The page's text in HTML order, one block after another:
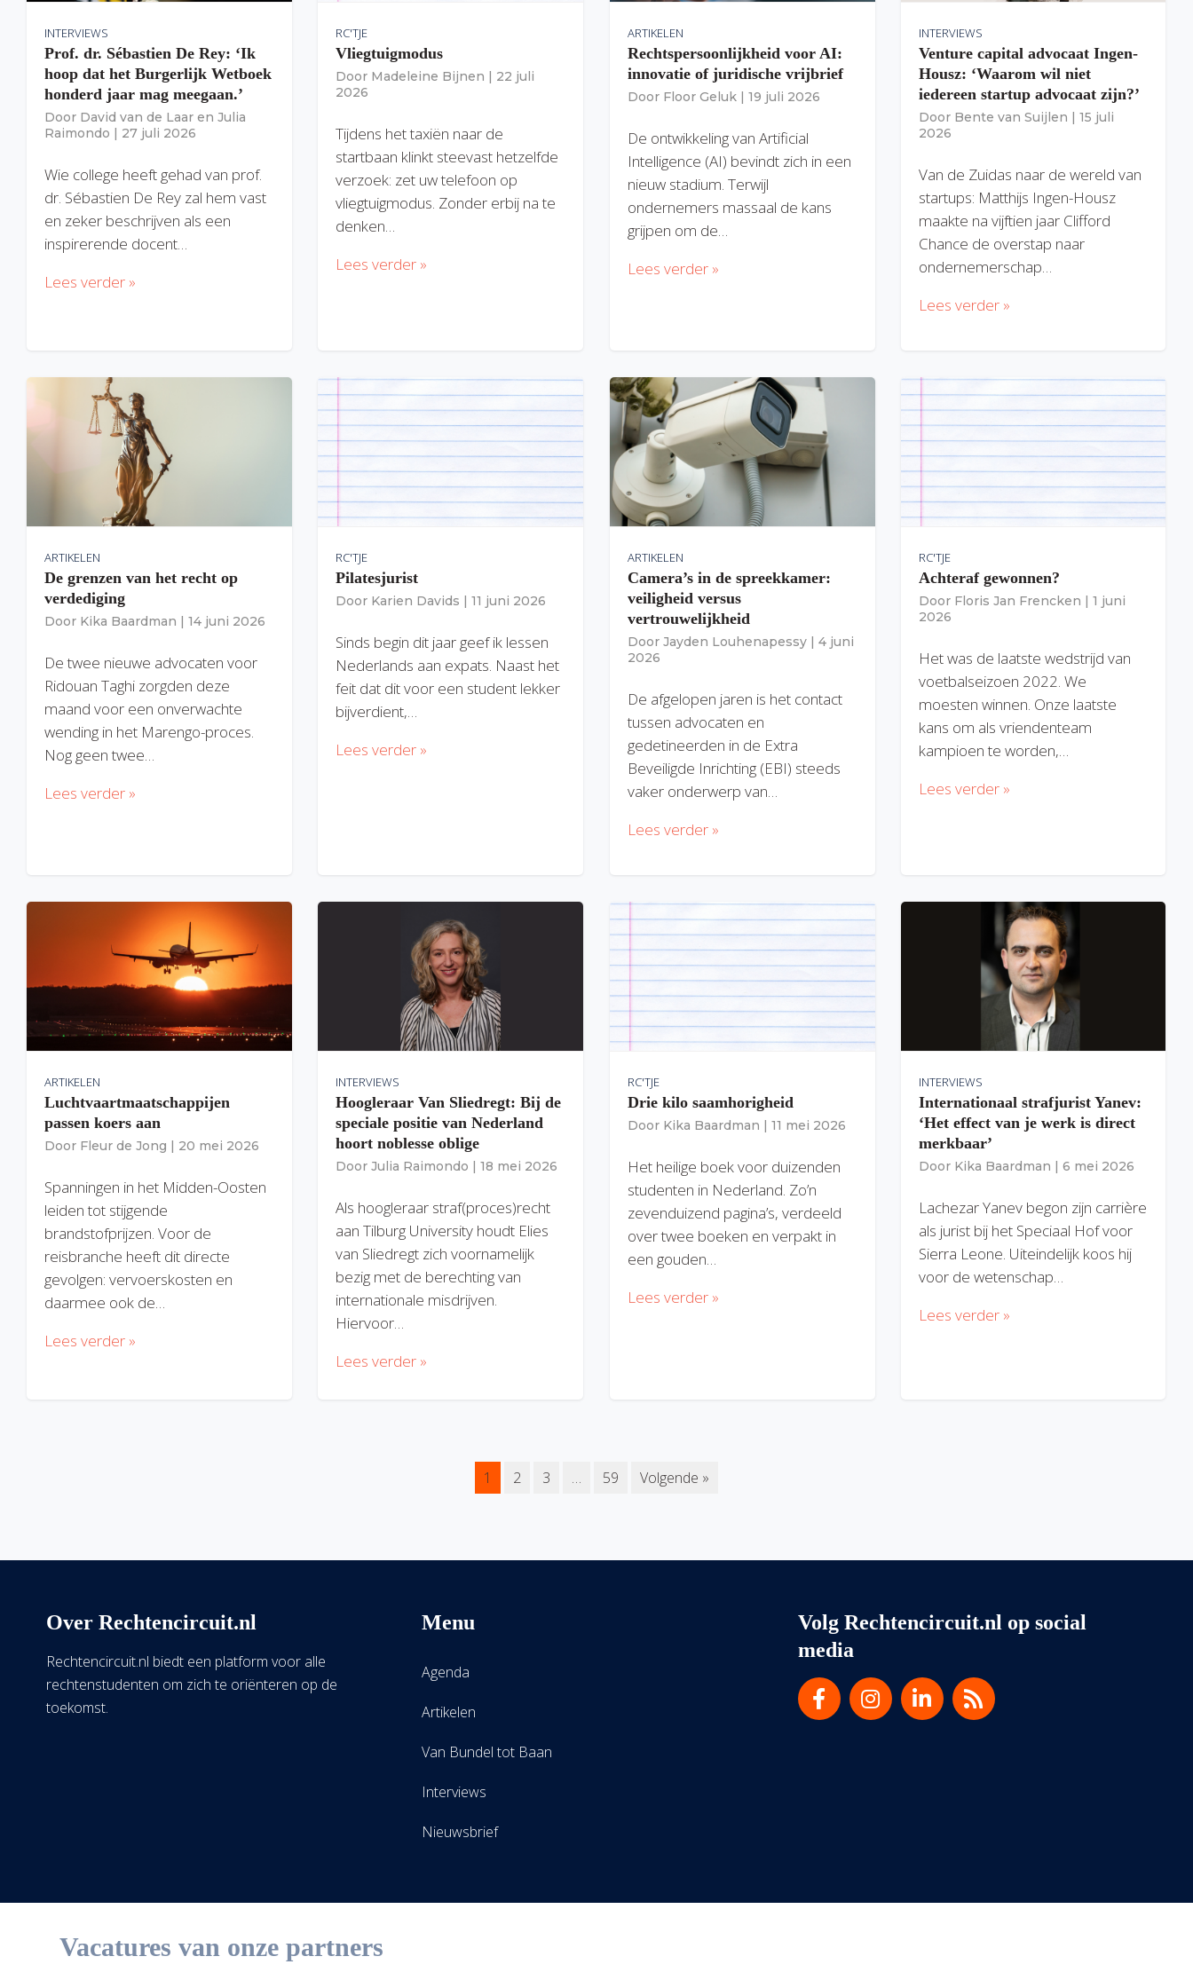
INTERVIEWS
Prof. dr. Sébastien De Rey: ‘Ik
hoop dat het Burgerlijk Wetboek
honderd jaar mag meegaan.’
Door David van de Laar en Julia
Raimondo | 27 juli 2026
Wie college heeft gehad van prof.
dr. Sébastien De Rey zal hem vast
en zeker beschrijven als een
inspirerende docent…
Lees verder »
RC'TJE
Vliegtuigmodus
Door Madeleine Bijnen | 22 juli
2026
Tijdens het taxiën naar de
startbaan klinkt steevast hetzelfde
verzoek: zet uw telefoon op
vliegtuigmodus. Zonder erbij na te
denken…
Lees verder »
ARTIKELEN
Rechtspersoonlijkheid voor AI:
innovatie of juridische vrijbrief
Door Floor Geluk | 19 juli 2026
De ontwikkeling van Artificial
Intelligence (AI) bevindt zich in een
nieuw stadium. Terwijl
ondernemers massaal de kans
grijpen om de…
Lees verder »
INTERVIEWS
Venture capital advocaat Ingen-
Housz: ‘Waarom wil niet
iedereen startup advocaat zijn?’
Door Bente van Suijlen | 15 juli
2026
Van de Zuidas naar de wereld van
startups: Matthijs Ingen-Housz
maakte na vijftien jaar Clifford
Chance de overstap naar
ondernemerschap…
Lees verder »
ARTIKELEN
De grenzen van het recht op
verdediging
Door Kika Baardman | 14 juni 2026
De twee nieuwe advocaten voor
Ridouan Taghi zorgden deze
maand voor een onverwachte
wending in het Marengo-proces.
Nog geen twee…
Lees verder »
RC'TJE
Pilatesjurist
Door Karien Davids | 11 juni 2026
Sinds begin dit jaar geef ik lessen
Nederlands aan expats. Naast het
feit dat dit voor een student lekker
bijverdient,…
Lees verder »
ARTIKELEN
Camera’s in de spreekkamer:
veiligheid versus
vertrouwelijkheid
Door Jayden Louhenapessy | 4 juni
2026
De afgelopen jaren is het contact
tussen advocaten en
gedetineerden in de Extra
Beveiligde Inrichting (EBI) steeds
vaker onderwerp van…
Lees verder »
RC'TJE
Achteraf gewonnen?
Door Floris Jan Frencken | 1 juni
2026
Het was de laatste wedstrijd van
voetbalseizoen 2022. We
moesten winnen. Onze laatste
kans om als vriendenteam
kampioen te worden,…
Lees verder »
ARTIKELEN
Luchtvaartmaatschappijen
passen koers aan
Door Fleur de Jong | 20 mei 2026
Spanningen in het Midden-Oosten
leiden tot stijgende
brandstofprijzen. Voor de
reisbranche heeft dit directe
gevolgen: vervoerskosten en
daarmee ook de…
Lees verder »
INTERVIEWS
Hoogleraar Van Sliedregt: Bij de
speciale positie van Nederland
hoort noblesse oblige
Door Julia Raimondo | 18 mei 2026
Als hoogleraar straf(proces)recht
aan Tilburg University houdt Elies
van Sliedregt zich voornamelijk
bezig met de berechting van
internationale misdrijven.
Hiervoor…
Lees verder »
RC'TJE
Drie kilo saamhorigheid
Door Kika Baardman | 11 mei 2026
Het heilige boek voor duizenden
studenten in Nederland. Zo’n
zevenduizend pagina’s, verdeeld
over twee boeken en verpakt in
een gouden…
Lees verder »
INTERVIEWS
Internationaal strafjurist Yanev:
‘Het effect van je werk is direct
merkbaar’
Door Kika Baardman | 6 mei 2026
Lachezar Yanev begon zijn carrière
als jurist bij het Speciaal Hof voor
Sierra Leone. Uiteindelijk koos hij
voor de wetenschap…
Lees verder »
1 2 3 … 59 Volgende »
Over Rechtencircuit.nl
Rechtencircuit.nl biedt een platform voor alle
rechtenstudenten om zich te oriënteren op de
toekomst.
Menu
Agenda
Artikelen
Van Bundel tot Baan
Interviews
Nieuwsbrief
Volg Rechtencircuit.nl op social
media
Vacatures van onze partners